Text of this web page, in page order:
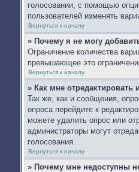
голосовании, с помощью
пользователей изменять
Вернуться к началу
» Почему я не могу
Ограничение количества
превышающее это
Вернуться к началу
» Как мне отредактировать
Так же, как и сообщения,
опроса перейдите к
можете удалить опрос или
администраторы могут
голосования.
Вернуться к началу
» Почему мне недоступны